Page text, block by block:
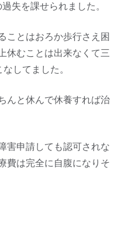
失を課せられました。
ことはおろか歩行さえ困
休むことは出来なくて三
してました。
んと休んで休養すれば治
害申請しても認可されな
費は完全に自腹になりそ